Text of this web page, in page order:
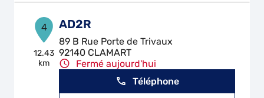
4
12.43
km
AD2R
89 B Rue Porte de Trivaux
92140 CLAMART
Fermé aujourd'hui
Téléphone